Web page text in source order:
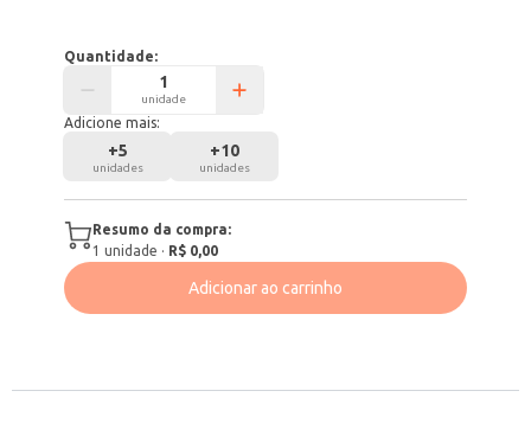
Quantidade:
unidade
Adicione mais:
+5
unidades
+10
unidades
Resumo da compra:
1 unidade · R$ 0,00
Adicionar ao carrinho